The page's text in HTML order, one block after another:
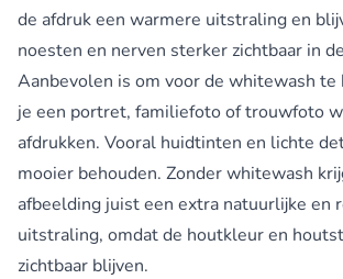
de afdruk een warmere uitstraling en
noesten en nerven sterker zichtbaar in
Aanbevolen is om voor de whitewash te
je een portret, familiefoto of trouwfoto
afdrukken. Vooral huidtinten en lichte
mooier behouden. Zonder whitewash
afbeelding juist een extra natuurlijke en
uitstraling, omdat de houtkleur en
zichtbaar blijven.